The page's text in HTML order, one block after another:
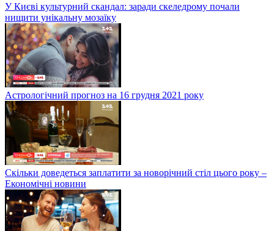
У Києві культурний скандал: заради скеледрому почали
нищити унікальну мозаїку
Астрологічний прогноз на 16 грудня 2021 року
Скільки доведеться заплатити за новорічний стіл цього року –
Економічні новини